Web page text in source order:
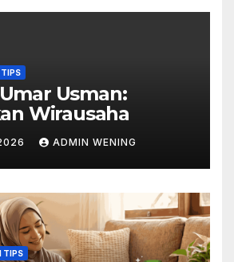
TIPS
Usman:
Wirausaha
ADMIN WENING
TIPS